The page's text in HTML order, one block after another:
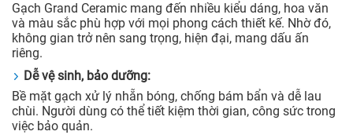
Gạch Grand Ceramic mang đến nhiều kiểu dáng, hoa văn
và màu sắc phù hợp với mọi phong cách thiết kế. Nhờ đó,
không gian trở nên sang trọng, hiện đại, mang dấu ấn
riêng.
Dễ vệ sinh, bảo dưỡng:
Bề mặt gạch xử lý nhẵn bóng, chống bám bẩn và dễ lau
chùi. Người dùng có thể tiết kiệm thời gian, công sức trong
việc bảo quản.